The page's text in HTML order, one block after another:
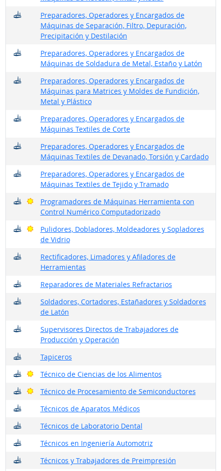
Preparadores, Operadores y Encargados de
Máquinas de Separación, Filtro, Depuración,
Precipitación y Destilación
¿Dónde trabajan?
Preparadores, Operadores y Encargados de
Máquinas de Soldadura de Metal, Estaño y Latón
¿Dónde trabajan?
Preparadores, Operadores y Encargados de
Máquinas para Matrices y Moldes de Fundición,
Metal y Plástico
¿Dónde trabajan?
Preparadores, Operadores y Encargados de
Máquinas Textiles de Corte
¿Dónde trabajan?
Preparadores, Operadores y Encargados de
Máquinas Textiles de Devanado, Torsión y Cardado
¿Dónde trabajan?
Preparadores, Operadores y Encargados de
Máquinas Textiles de Tejido y Tramado
¿Dónde trabajan?
Programadores de Máquinas Herramienta con
Control Numérico Computadorizado
¿Dónde trabajan?
Buenas perspectivas
Pulidores, Dobladores, Moldeadores y Sopladores
de Vidrio
¿Dónde trabajan?
Buenas perspectivas
Rectificadores, Limadores y Afiladores de
Herramientas
¿Dónde trabajan?
Reparadores de Materiales Refractarios
¿Dónde trabajan?
Soldadores, Cortadores, Estañadores y Soldadores
de Latón
¿Dónde trabajan?
Supervisores Directos de Trabajadores de
Producción y Operación
¿Dónde trabajan?
Tapiceros
¿Dónde trabajan?
Técnico de Ciencias de los Alimentos
¿Dónde trabajan?
Buenas perspectivas
Técnico de Procesamiento de Semiconductores
¿Dónde trabajan?
Buenas perspectivas
Técnicos de Aparatos Médicos
¿Dónde trabajan?
Técnicos de Laboratorio Dental
¿Dónde trabajan?
Técnicos en Ingeniería Automotriz
¿Dónde trabajan?
Técnicos y Trabajadores de Preimpresión
¿Dónde trabajan?